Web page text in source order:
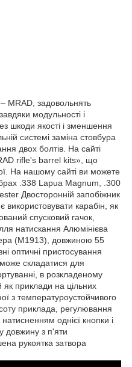
MRAD, задовольнять
модульності і
шкоди якості і зменшення
системі заміна стовбура
двох болтів. На сайті
rifle's barrel kits», що
На нашому сайті ви можете
.338 Lapua Magnum, .300
Двосторонній запобіжник
використовувати карабін, як
спусковий гачок,
натискання Алюмінієва
(М1913), довжиною 55
оптичні пристосування
складатися для
в розкладеному
як приклади на цільних
з температуроустойчивого
приклада, регулювання
однієї кнопки і
довжину з п'яти
рукоятка затвора